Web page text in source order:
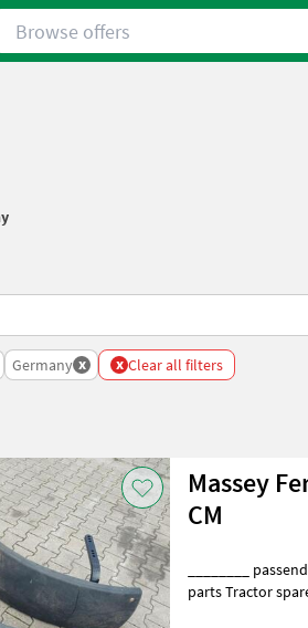
Browse offers
Germany x x Clear all filters
Massey
CM
________ passend zu MF 4700
parts Tractor